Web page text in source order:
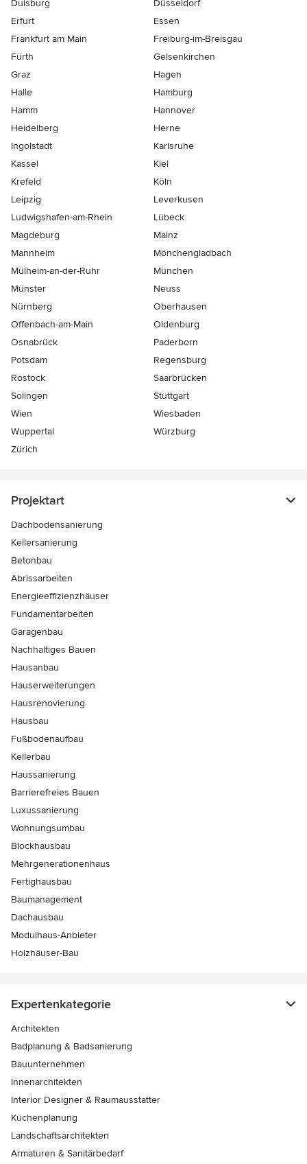
Duisburg
Düsseldorf
Erfurt
Essen
Frankfurt am Main
Freiburg-im-Breisgau
Fürth
Gelsenkirchen
Graz
Hagen
Halle
Hamburg
Hamm
Hannover
Heidelberg
Herne
Ingolstadt
Karlsruhe
Kassel
Kiel
Krefeld
Köln
Leipzig
Leverkusen
Ludwigshafen-am-Rhein
Lübeck
Magdeburg
Mainz
Mannheim
Mönchen­gladbach
Mülheim-an-der-Ruhr
München
Münster
Neuss
Nürnberg
Oberhausen
Offenbach-am-Main
Oldenburg
Osnabrück
Paderborn
Potsdam
Regensburg
Rostock
Saarbrücken
Solingen
Stuttgart
Wien
Wiesbaden
Wuppertal
Würzburg
Zürich
Projektart
Dachbodensanierung
Kellersanierung
Betonbau
Abrissarbeiten
Energieeffizienzhäuser
Fundamentarbeiten
Garagenbau
Nachhaltiges Bauen
Hausanbau
Hauserweiterungen
Hausrenovierung
Hausbau
Fußbodenaufbau
Kellerbau
Haussanierung
Barrierefreies Bauen
Luxussanierung
Wohnungsumbau
Blockhausbau
Mehrgenerationenhaus
Fertighausbau
Baumanagement
Dachausbau
Modulhaus-Anbieter
Holzhäuser-Bau
Expertenkategorie
Architekten
Badplanung & Badsanierung
Bauunternehmen
Innenarchitekten
Interior Designer & Raumausstatter
Küchenplanung
Landschaftsarchitekten
Armaturen & Sanitärbedarf